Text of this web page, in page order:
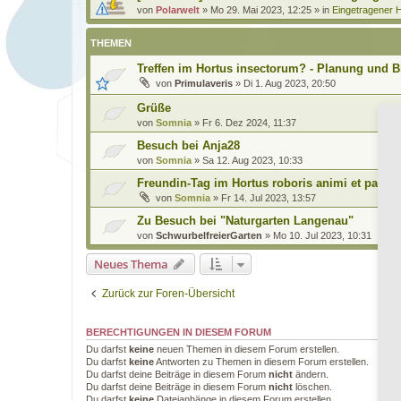
von Polarwelt » Mo 29. Mai 2023, 12:25 » in Eingetragener
THEMEN
Treffen im Hortus insectorum? - Planung und
von Primulaveris » Di 1. Aug 2023, 20:50
Grüße
von Somnia » Fr 6. Dez 2024, 11:37
Besuch bei Anja28
von Somnia » Sa 12. Aug 2023, 10:33
Freundin-Tag im Hortus roboris animi et pax
von Somnia » Fr 14. Jul 2023, 13:57
Zu Besuch bei "Naturgarten Langenau"
von SchwurbelfreierGarten » Mo 10. Jul 2023, 10:31
Neues Thema
Zurück zur Foren-Übersicht
BERECHTIGUNGEN IN DIESEM FORUM
Du darfst keine neuen Themen in diesem Forum erstellen.
Du darfst keineAntworten zu Themen in diesem Forum erstellen.
Du darfst deine Beiträge in diesem Forum nicht ändern.
Du darfst deine Beiträge in diesem Forum nicht löschen.